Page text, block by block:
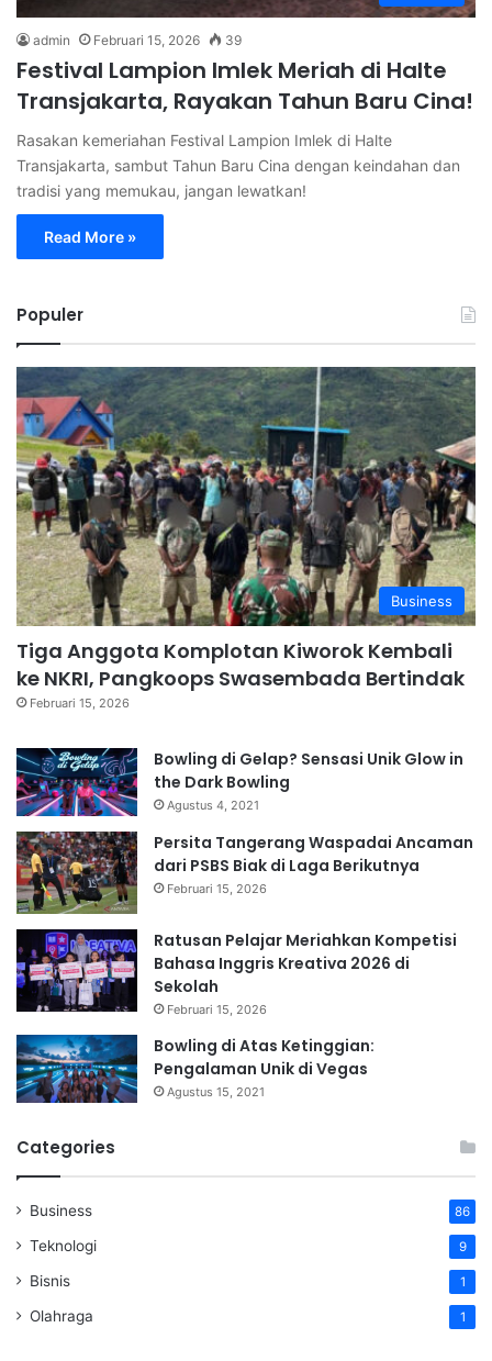
admin Februari 15, 2026 39
Festival Lampion Imlek Meriah di Halte
Transjakarta, Rayakan Tahun Baru Cina!
Rasakan kemeriahan Festival Lampion Imlek di Halte
Transjakarta, sambut Tahun Baru Cina dengan keindahan dan
tradisi yang memukau, jangan lewatkan!
Read More »
Populer
Business
Tiga Anggota Komplotan Kiworok Kembali
ke NKRI, Pangkoops Swasembada Bertindak
Februari 15, 2026
Bowling di Gelap? Sensasi Unik Glow in
the Dark Bowling
Agustus 4, 2021
Persita Tangerang Waspadai Ancaman
dari PSBS Biak di Laga Berikutnya
Februari 15, 2026
Ratusan Pelajar Meriahkan Kompetisi
Bahasa Inggris Kreativa 2026 di
Sekolah
Februari 15, 2026
Bowling di Atas Ketinggian:
Pengalaman Unik di Vegas
Agustus 15, 2021
Categories
Business 86
Teknologi 9
Bisnis 1
Olahraga 1